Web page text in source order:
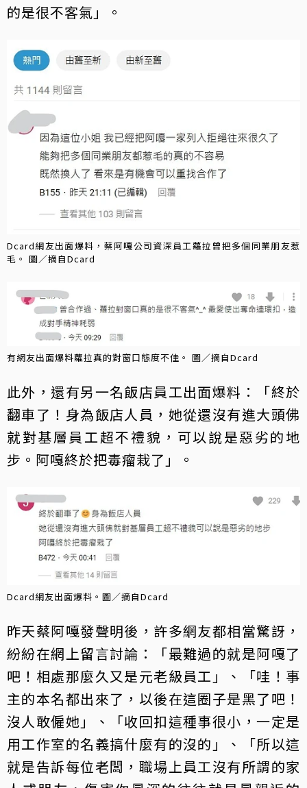
的是很不客氣」。
Dcard網友出面爆料，蔡阿嘎公司資深員工蘿拉曾把多個同業朋友惹
毛。 圖／摘自Dcard
有網友出面爆料蘿拉真的對窗口態度不佳。 圖／摘自Dcard
此外，還有另一名飯店員工出面爆料：「終於
翻車了！身為飯店人員，她從還沒有進大頭佛
就對基層員工超不禮貌，可以說是惡劣的地
步。阿嘎終於把毒瘤栽了」。
Dcard網友出面爆料。圖／摘自Dcard
昨天蔡阿嘎發聲明後，許多網友都相當驚訝，
紛紛在網上留言討論：「最難過的就是阿嘎了
吧！相處那麼久又是元老級員工」、「哇！事
主的本名都出來了，以後在這圈子是黑了吧！
沒人敢僱她」、「收回扣這種事很小，一定是
用工作室的名義搞什麼有的沒的」、「所以這
就是告訴每位老闆，職場上員工沒有所謂的家